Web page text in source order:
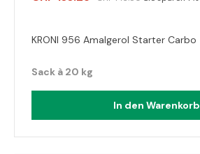
KRONI 956 Amalgerol Starter Carbo
Sack à 20 kg
In den Warenkorb